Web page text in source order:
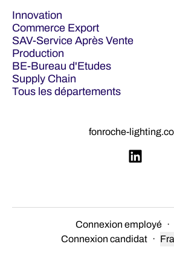
Innovation
Commerce Export
SAV-Service Après Vente
Production
BE-Bureau d'Etudes
Supply Chain
Tous les départements
fonroche-
Connexion employé ·
Connexion candidat ·